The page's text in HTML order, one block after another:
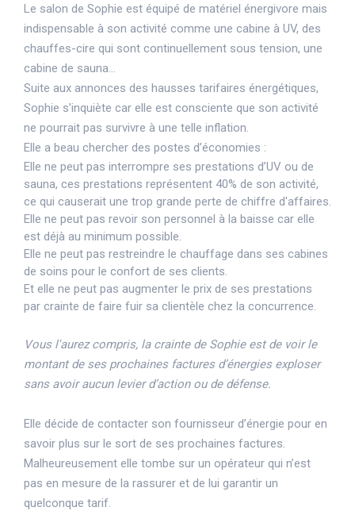
Le salon de Sophie est équipé de matériel énergivore mais
indispensable à son activité comme une cabine à UV, des
chauffes-cire qui sont continuellement sous tension, une
cabine de sauna…
Suite aux annonces des hausses tarifaires énergétiques,
Sophie s'inquiète car elle est consciente que son activité
ne pourrait pas survivre à une telle inflation.
Elle a beau chercher des postes d’économies :
Elle ne peut pas interrompre ses prestations d’UV ou de
sauna, ces prestations représentent 40% de son activité,
ce qui causerait une trop grande perte de chiffre d'affaires.
Elle ne peut pas revoir son personnel à la baisse car elle
est déjà au minimum possible.
Elle ne peut pas restreindre le chauffage dans ses cabines
de soins pour le confort de ses clients.
Et elle ne peut pas augmenter le prix de ses prestations
par crainte de faire fuir sa clientèle chez la concurrence.
Vous l'aurez compris, la crainte de Sophie est de voir le
montant de ses prochaines factures d’énergies exploser
sans avoir aucun levier d’action ou de défense.
Elle décide de contacter son fournisseur d’énergie pour en
savoir plus sur le sort de ses prochaines factures.
Malheureusement elle tombe sur un opérateur qui n’est
pas en mesure de la rassurer et de lui garantir un
quelconque tarif.